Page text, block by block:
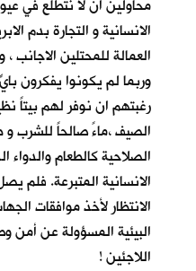
محاولين ان لا نتطلع في
الانسانية و التجارة بدم
العمالة للمحتلين
وربما لم يكونوا يفكرون
رغبتهم ان نوفر لهم بيتاً
الصيف ،ماءً صالحاً للشرب و
الصلاحية كالطعام
الانسانية المتبرعة. فلم
الانتظار لأخذ موافقات
البيئية المسؤولة عن
اللاجئين !